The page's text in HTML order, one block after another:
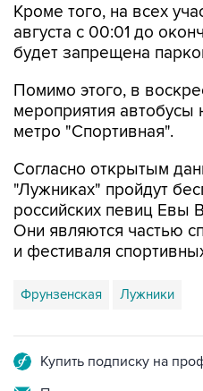
Кроме того, на всех
августа с 00:01 до
будет запрещена
Помимо этого, в
мероприятия автобусы
метро "Спортивная".
Согласно открытым
"Лужниках" пройдут
российских певиц Евы
Они являются частью
и фестиваля
Фрунзенская Лужники
Купить подписку на